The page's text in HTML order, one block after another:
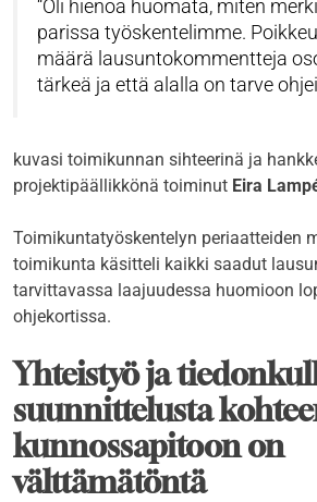
Oli hienoa huomata, miten
parissa työskentelimme.
määrä lausuntokommentteja
tärkeä ja että alalla on tarve
kuvasi toimikunnan sihteerinä ja
projektipäällikkönä toiminut Eira
Toimikuntatyöskentelyn periaatteiden
toimikunta käsitteli kaikki saadut
tarvittavassa laajuudessa huomioon
ohjekortissa.
Yhteistyö ja
suunnittelusta
kunnossapitoon on
välttämätöntä